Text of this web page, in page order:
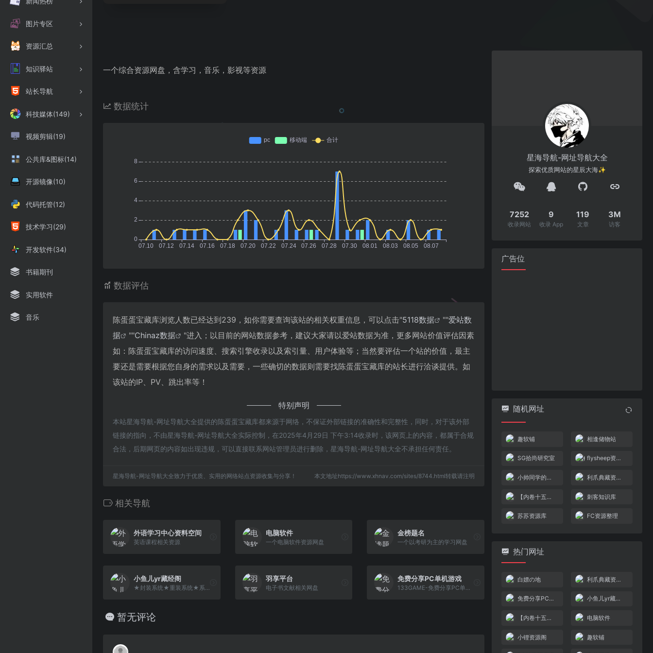
图片专区
资源汇总
知识驿站
站长导航
科技媒体(149)
视频剪辑(19)
公共库&图标(14)
开源镜像(10)
代码托管(12)
技术学习(29)
开发软件(34)
书籍期刊
实用软件
音乐
一个综合资源网盘，含学习，音乐，影视等资源
数据统计
数据评估
陈蛋蛋宝藏库浏览人数已经达到239，如你需要查询该站的相关权重信息，可以点击"5118数据 ""爱站数
据
""Chinaz数据
"进入；以目前的网站数据参考，建议大家请以爱站数据为准，更多网站价值评估因素
如：陈蛋蛋宝藏库的访问速度、搜索引擎收录以及索引量、用户体验等；当然要评估一个站的价值，最主
要还是需要根据您自身的需求以及需要，一些确切的数据则需要找陈蛋蛋宝藏库的站长进行洽谈提供。如
该站的IP、PV、跳出率等！
特别声明
本站星海导航-网址导航大全提供的陈蛋蛋宝藏库都来源于网络，不保证外部链接的准确性和完整性，同时，对于该外部
链接的指向，不由星海导航-网址导航大全实际控制，在2025年4月29日 下午3:14收录时，该网页上的内容，都属于合规
合法，后期网页的内容如出现违规，可以直接联系网站管理员进行删除，星海导航-网址导航大全不承担任何责任。
星海导航-网址导航大全致力于优质、实用的网络站点资源收集与分享！ 本文地址https://www.xhnav.com/sites/8744.html转载请注明
相关导航
外语学习中心资料空间
英语课程相关资源
电脑软件
一个电脑软件资源网盘
金榜题名
一个以考研为主的学习网盘
小鱼儿yr藏经阁
★封装系统★重装系统★系统维护★精品※网站※网址▲藏经阁▲
羽享平台
电子书文献相关网盘
免费分享PC单机游戏
133GAME-免费分享PC单机游戏-所有游戏均为夸克网盘下载，无任何收费！
暂无评论
星海导航-网址导航大全
探索优质网站的星辰大海✨
7252
收录网站
9
收录 App
119
文章
3M
访客
广告位
随机网址
趣软铺 相逢储物站
SG拾尚研究室 flysheep资源避难所
小帅同学的储物间 利爪典藏资源分享
【内卷十五亿】云盘 刺客知识库
苏苏资源库 FC资源整理
热门网址
白嫖の地 利爪典藏资源分享
免费分享PC单机游戏 小鱼儿yr藏经阁
【内卷十五亿】云盘 电脑软件
小锂资源阁 趣软铺